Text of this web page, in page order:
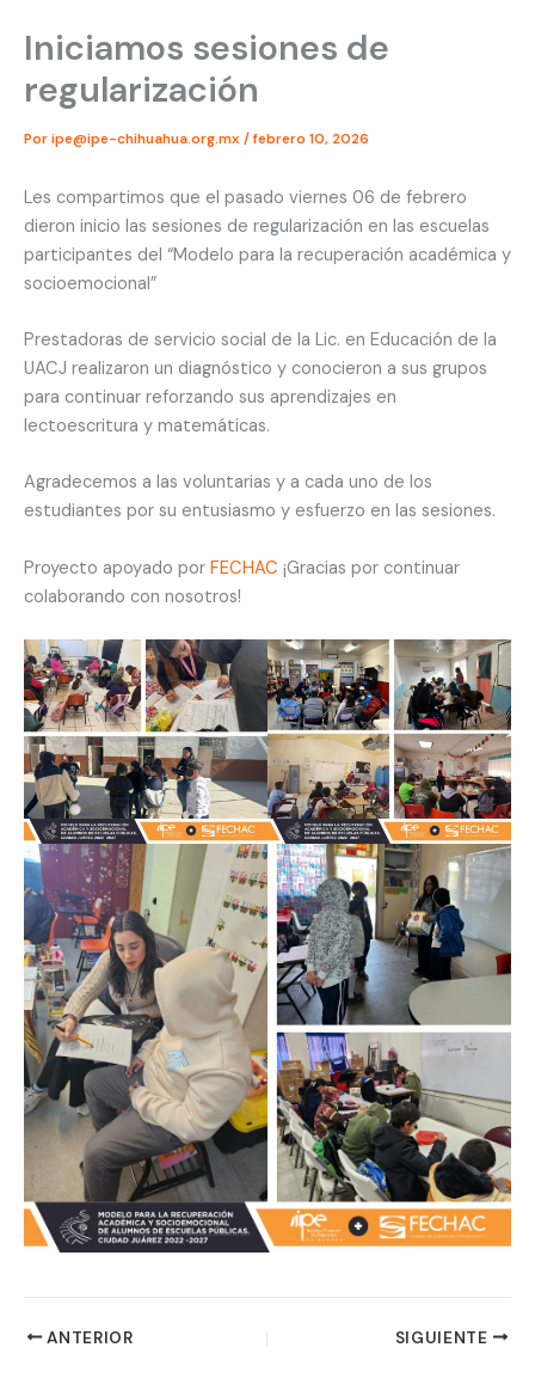
Iniciamos sesiones de
regularización
Poripe@ipe-chihuahua.org.mx /febrero 10, 2026
Les compartimos que el pasado viernes 06 de febrero
dieron inicio las sesiones de regularización en las escuelas
participantes del “Modelo para la recuperación académica y
socioemocional”
Prestadoras de servicio social de la Lic. en Educación de la
UACJ realizaron un diagnóstico y conocieron a sus grupos
para continuar reforzando sus aprendizajes en
lectoescritura y matemáticas.
Agradecemos a las voluntarias y a cada uno de los
estudiantes por su entusiasmo y esfuerzo en las sesiones.
Proyecto apoyado por FECHAC ¡Gracias por continuar
colaborando con nosotros!
ANTERIOR SIGUIENTE